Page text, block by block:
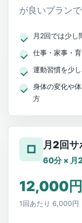
が良いプランで
月2回では少し
仕事・家事・
運動習慣を少
身体の変化や
方
□ 月2回サ
60分 × 月
12,000円
1回あたり 6,000円